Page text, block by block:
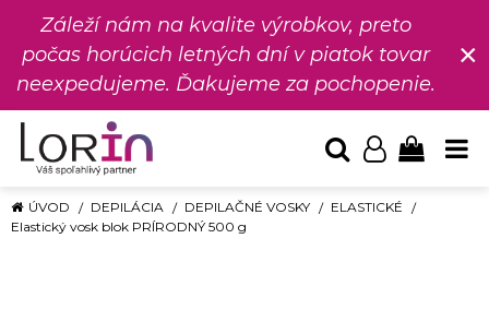
Záleží nám na kvalite výrobkov, preto
počas horúcich letných dní v piatok tovar
neexpedujeme. Ďakujeme za pochopenie.
×
ÚVOD DEPILÁCIA DEPILAČNÉ VOSKY
ELASTICKÉ
Elastický vosk blok PRÍRODNÝ 500 g